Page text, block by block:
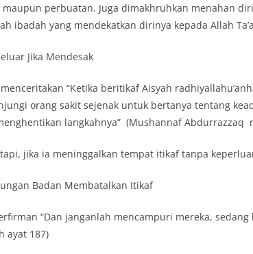
maupun perbuatan. Juga dimakhruhkan menahan
ibadah yang mendekatkan dirinya kepada Allah
Jika Mendesak
menceritakan “Ketika beritikaf Aisyah
orang sakit sejenak untuk bertanya tentang
langkahnya” (Mushannaf Abdurrazzaq
jika ia meninggalkan tempat itikaf tanpa
Badan Membatalkan Itikaf
“Dan janganlah mencampuri mereka,
ayat 187)